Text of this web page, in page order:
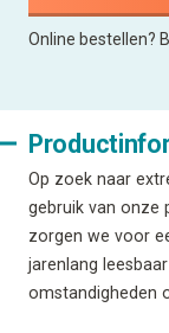
Online bestellen?
Op zoek naar
gebruik van onze
zorgen we voor
jarenlang
omstandigheden